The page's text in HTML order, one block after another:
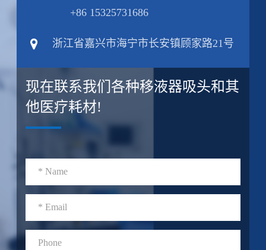
+86 15325731686
浙江省嘉兴市海宁市长安镇顾家路21号
现在联系我们各种移液器吸头和其
他医疗耗材!